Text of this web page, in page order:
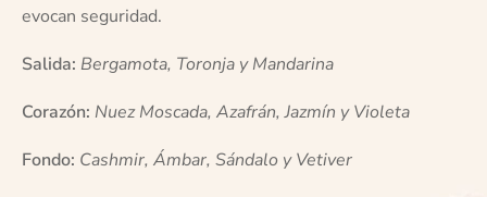
evocan seguridad.
Salida: Bergamota, Toronja y Mandarina
Corazón: Nuez Moscada, Azafrán, Jazmín y Violeta
Fondo: Cashmir, Ámbar, Sándalo y Vetiver